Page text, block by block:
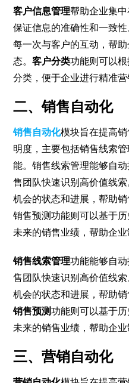
客户信息管理帮助企业集
保证信息的准确性和一致
每一次与客户的互动，帮
态。客户分类功能则可以
分类，便于企业进行精准营
二、销售自动化
销售自动化模块旨在提高
明度，主要包括销售线索
能。销售线索管理能够自
售团队快速识别高价值线
机会的状态和进展，帮助
销售预测功能则可以基于
未来的销售业绩，帮助企业
销售线索管理功能能够自
售团队快速识别高价值线
机会的状态和进展，帮助
销售预测功能则可以基于
未来的销售业绩，帮助企业
三、营销自动化